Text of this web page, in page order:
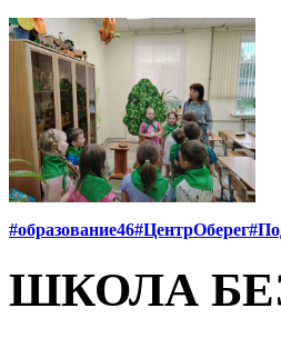
#образование46#ЦентрОберег
ШКОЛА